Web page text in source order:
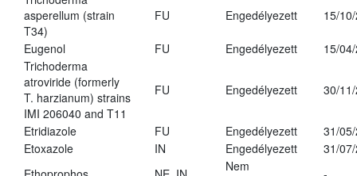
asperellum (strain
T34)
FU Engedélyezett 15/
Eugenol FU Engedélyezett
15/
Trichoderma
atroviride (formerly
T. harzianum) strains
IMI 206040 and T11
FU Engedélyezett 30/
Etridiazole FU Engedélyezett
31/
Etoxazole
IN Engedélyezett
31/
Nem